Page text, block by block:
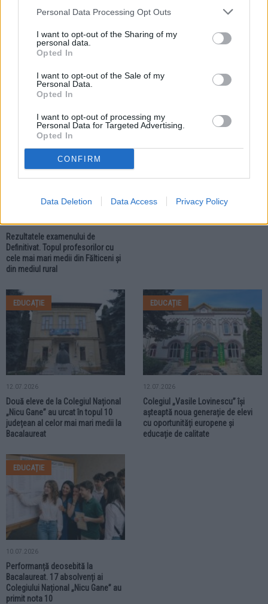
Personal Data Processing Opt Outs
I want to opt-out of the Sharing of my
personal data.
Opted In
I want to opt-out of the Sale of my
Personal Data.
Opted In
I want to opt-out of processing my
Personal Data for Targeted Advertising.
Opted In
CONFIRM
Data Deletion Data Access Privacy Policy
03.08.2026
Bacalaureatul de toamnă începe
astăzi. 230 de absolvenți de la
patru licee și colegii susțin
Pașaport către viitor. Elevii
Colegiului Național „Nicu Gane” au
EDUCAȚIE
Rezultatele examenului de
Definitivat. Topul profesorilor cu
cele mai mari medii din Fălticeni și
din mediul rural
EDUCAȚIE
12.07.2026
Două eleve de la Colegiul Național
„Nicu Gane” au urcat în topul 10
județean al celor mai mari medii la
Bacalaureat
EDUCAȚIE
12.07.2026
Colegiul „Vasile Lovinescu” își
așteaptă noua generație de elevi
cu oportunități europene și
educație de calitate
EDUCAȚIE
10.07.2026
Performanță deosebită la
Bacalaureat. 17 absolvenți ai
Colegiului Național „Nicu Gane” au
primit nota 10